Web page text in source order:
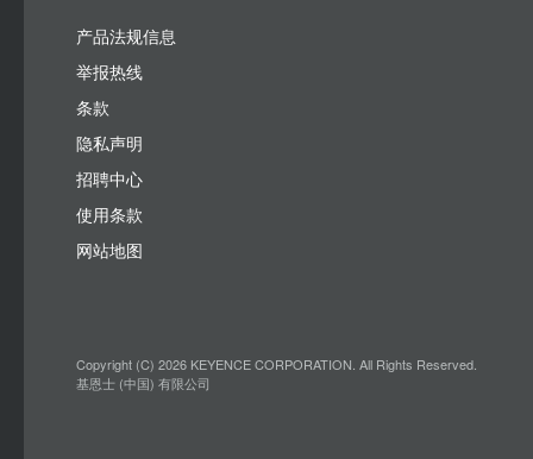
产品法规信息
举报热线
条款
隐私声明
招聘中心
使用条款
网站地图
Copyright (C) 2026 KEYENCE CORPORATION. All Rights Reserved.
基恩士 (中国) 有限公司